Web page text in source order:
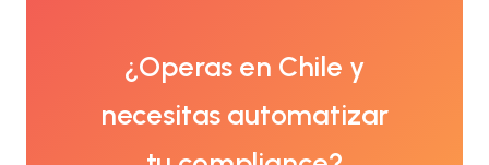
¿Operas en Chile y
necesitas automatizar